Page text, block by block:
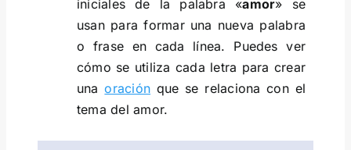
iniciales de la palabra «amor» se
usan para formar una nueva palabra
o frase en cada línea. Puedes ver
cómo se utiliza cada letra para crear
unaoración que se relaciona con el
tema del amor.